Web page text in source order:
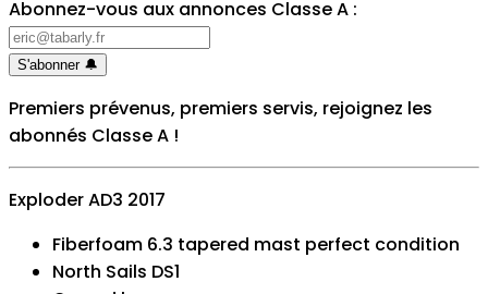
Abonnez-vous aux annonces Classe A :
S'abonner 🔔
Premiers prévenus, premiers servis, rejoignez les
abonnés Classe A !
Exploder AD3 2017
Fiberfoam 6.3 tapered mast perfect condition
North Sails DS1